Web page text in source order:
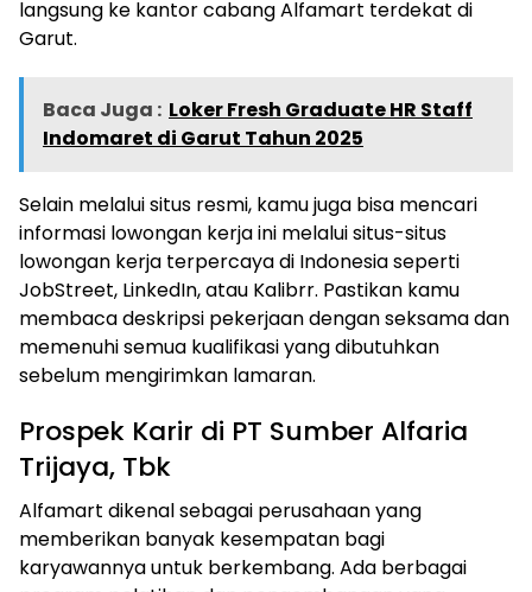
langsung ke kantor cabang Alfamart terdekat di
Garut.
Baca Juga : Loker Fresh Graduate HR Staff
Indomaret di Garut Tahun 2025
Selain melalui situs resmi, kamu juga bisa mencari
informasi lowongan kerja ini melalui situs-situs
lowongan kerja terpercaya di Indonesia seperti
JobStreet, LinkedIn, atau Kalibrr. Pastikan kamu
membaca deskripsi pekerjaan dengan seksama dan
memenuhi semua kualifikasi yang dibutuhkan
sebelum mengirimkan lamaran.
Prospek Karir di PT Sumber Alfaria
Trijaya, Tbk
Alfamart dikenal sebagai perusahaan yang
memberikan banyak kesempatan bagi
karyawannya untuk berkembang. Ada berbagai